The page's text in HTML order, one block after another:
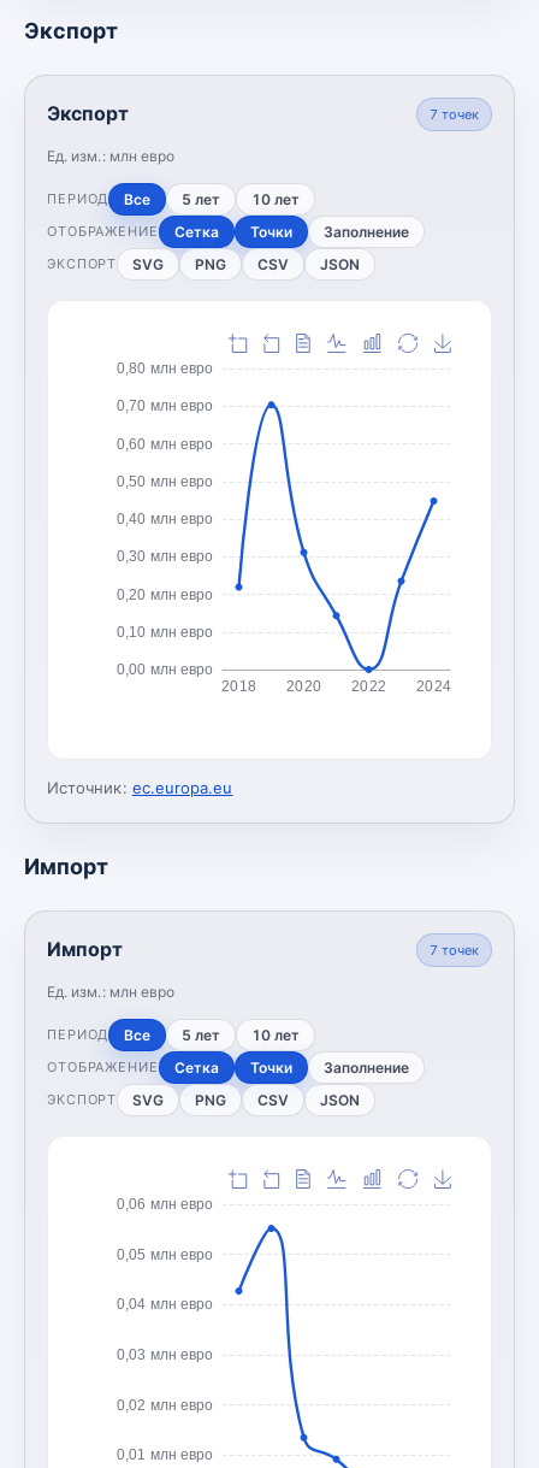
Экспорт
Экспорт
Ед. изм.: млн евро
7 точек
ПЕРИОД Все 5 лет 10 лет
ОТОБРАЖЕНИЕ Сетка Точки Заполнение
ЭКСПОРТ SVG PNG CSV JSON
0,00 млн евро
0,10 млн евро
0,20 млн евро
0,30 млн евро
0,40 млн евро
0,50 млн евро
0,60 млн евро
0,70 млн евро
0,80 млн евро
2018 2020 2022 2024
Источник: ec.europa.eu
Импорт
Импорт
Ед. изм.: млн евро
7 точек
ПЕРИОД Все 5 лет 10 лет
ОТОБРАЖЕНИЕ Сетка Точки Заполнение
ЭКСПОРТ SVG PNG CSV JSON
0,01 млн евро
0,02 млн евро
0,03 млн евро
0,04 млн евро
0,05 млн евро
0,06 млн евро